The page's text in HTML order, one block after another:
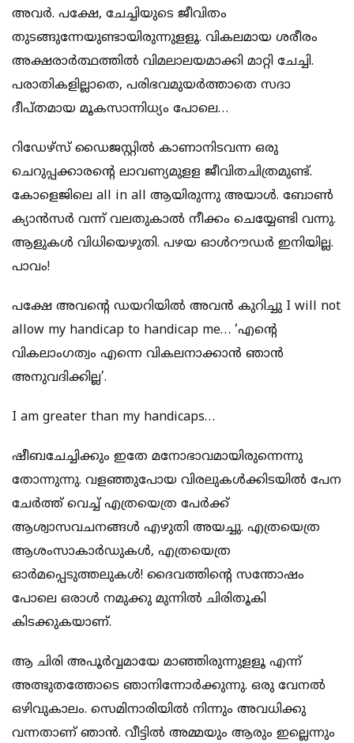
അവര്‍. പക്ഷേ, ചേച്ചിയുടെ ജീവിതം
തുടങ്ങുന്നേയുണ്ടായിരുന്നുളളൂ. വികലമായ ശരീരം
അക്ഷരാര്‍ത്ഥത്തില്‍ വിമലാലയമാക്കി മാറ്റി ചേച്ചി.
പരാതികളില്ലാതെ, പരിഭവമുയര്‍ത്താതെ സദാ
ദീപ്തമായ മൂകസാന്നിധ്യം പോലെ…
റിഡേഴ്‌സ് ഡൈജസ്റ്റില്‍ കാണാനിടവന്ന ഒരു
ചെറുപ്പക്കാരന്റെ ലാവണ്യമുളള ജീവിതചിത്രമുണ്ട്.
കോളെജിലെ all in all ആയിരുന്നു അയാള്‍. ബോണ്‍
ക്യാന്‍സര്‍ വന്ന് വലതുകാല്‍ നീക്കം ചെയ്യേണ്ടി വന്നു.
ആളുകള്‍ വിധിയെഴുതി. പഴയ ഓള്‍റൗഡര്‍ ഇനിയില്ല.
പാവം!
പക്ഷേ അവന്റെ ഡയറിയില്‍ അവന്‍ കുറിച്ചു I will not
allow my handicap to handicap me… ‘എന്റെ
വികലാംഗത്വം എന്നെ വികലനാക്കാന്‍ ഞാന്‍
അനുവദിക്കില്ല’.
I am greater than my handicaps…
ഷീബചേച്ചിക്കും ഇതേ മനോഭാവമായിരുന്നെന്നു
തോന്നുന്നു. വളഞ്ഞുപോയ വിരലുകള്‍ക്കിടയില്‍ പേന
ചേര്‍ത്ത് വെച്ച് എത്രയെത്ര പേര്‍ക്ക്
ആശ്വാസവചനങ്ങള്‍ എഴുതി അയച്ചു. എത്രയെത്ര
ആശംസാകാര്‍ഡുകള്‍, എത്രയെത്ര
ഓര്‍മപ്പെടുത്തലുകള്‍! ദൈവത്തിന്റെ സന്തോഷം
പോലെ ഒരാള്‍ നമുക്കു മുന്നില്‍ ചിരിതൂകി
കിടക്കുകയാണ്.
ആ ചിരി അപൂര്‍വ്വമായേ മാഞ്ഞിരുന്നുളളൂ എന്ന്
അത്ഭുതത്തോടെ ഞാനിന്നോര്‍ക്കുന്നു. ഒരു വേനല്‍
ഒഴിവുകാലം. സെമിനാരിയില്‍ നിന്നും അവധിക്കു
വന്നതാണ് ഞാന്‍. വീട്ടില്‍ അമ്മയും ആരും ഇല്ലെന്നും